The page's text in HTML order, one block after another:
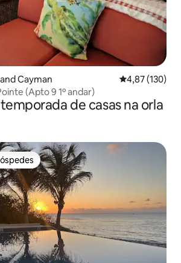
Cayman 4,87 de uma
4,87 (130)
(Apto 9 1º andar)
de casas na orla
preferidos dos hóspedes